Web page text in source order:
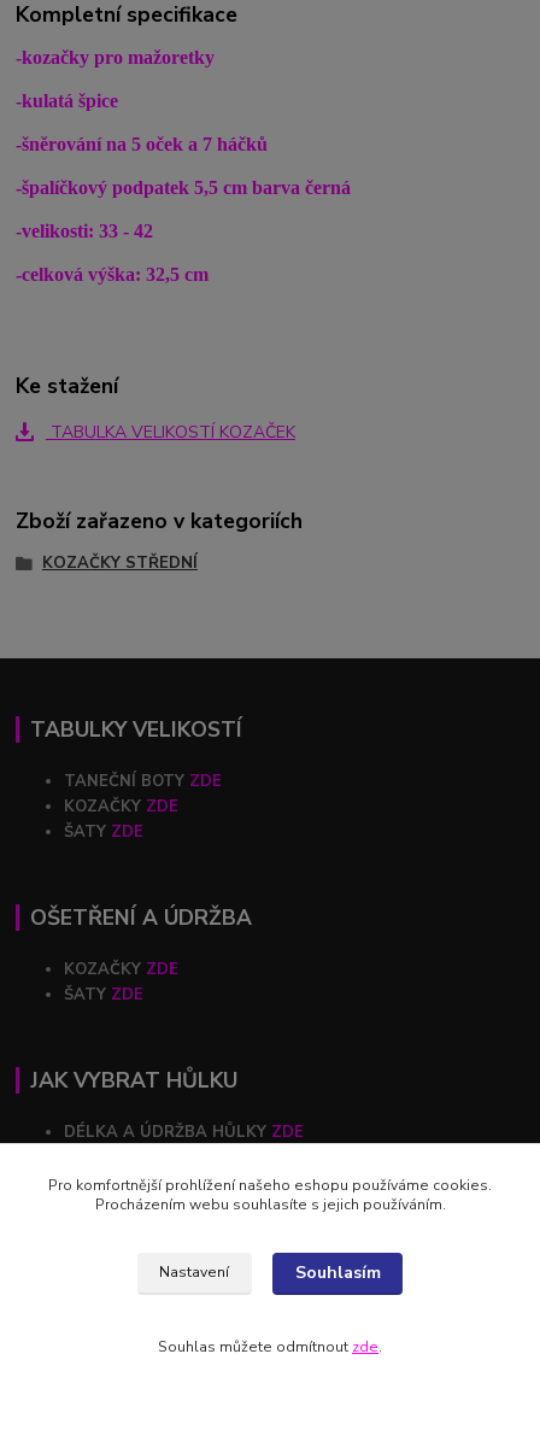
Kompletní specifikace
-kozačky pro mažoretky
-kulatá špice
-šněrování na 5 oček a 7 háčků
-špalíčkový podpatek 5,5 cm barva černá
-velikosti: 33 - 42
-celková výška: 32,5 cm
Ke stažení
TABULKA VELIKOSTÍ KOZAČEK
Zboží zařazeno v kategoriích
KOZAČKY STŘEDNÍ
TABULKY VELIKOSTÍ
TANEČNÍ BOTY ZDE
KOZAČKY ZDE
ŠATY ZDE
OŠETŘENÍ A ÚDRŽBA
KOZAČKY ZDE
ŠATY ZDE
JAK VYBRAT HŮLKU
DÉLKA A ÚDRŽBA HŮLKY ZDE
RYCHLÝ KONTAKT
+420 602 446 844
Pro komfortnější prohlížení našeho eshopu používáme cookies.
Procházením webu souhlasíte s jejich používáním.
Nastavení Souhlasím
Souhlas můžete odmítnout zde.